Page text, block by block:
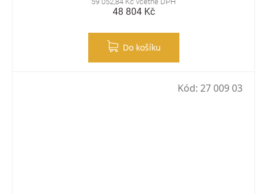
48 804 Kč
Do košíku
Kód: 27 009 03